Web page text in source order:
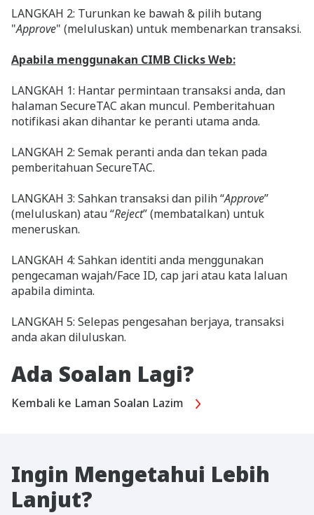
LANGKAH 2: Turunkan ke bawah & pilih butang
"Approve" (meluluskan) untuk membenarkan transaksi.
Apabila menggunakan CIMB Clicks Web:
LANGKAH 1: Hantar permintaan transaksi anda, dan
halaman SecureTAC akan muncul. Pemberitahuan
notifikasi akan dihantar ke peranti utama anda.
LANGKAH 2: Semak peranti anda dan tekan pada
pemberitahuan SecureTAC.
LANGKAH 3: Sahkan transaksi dan pilih “Approve”
(meluluskan) atau “Reject” (membatalkan) untuk
meneruskan.
LANGKAH 4: Sahkan identiti anda menggunakan
pengecaman wajah/Face ID, cap jari atau kata laluan
apabila diminta.
LANGKAH 5: Selepas pengesahan berjaya, transaksi
anda akan diluluskan.
Ada Soalan Lagi?
Kembali ke Laman Soalan Lazim
Ingin Mengetahui Lebih
Lanjut?